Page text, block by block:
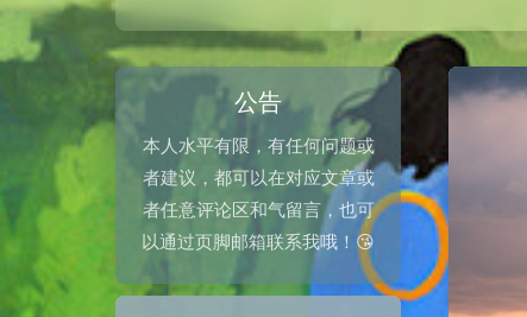
公告
本人水平有限，有任何问题或
者建议，都可以在对应文章或
者任意评论区和气留言，也可
以通过页脚邮箱联系我哦！😘